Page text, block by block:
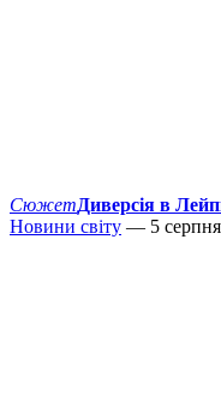
СюжетДиверсія в
Новини світу — 5